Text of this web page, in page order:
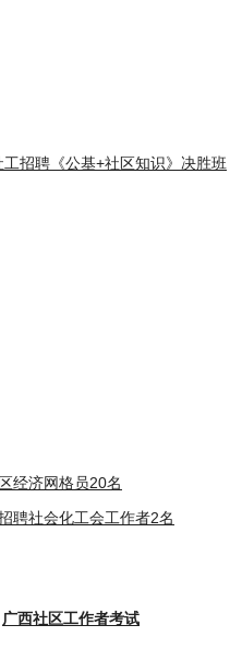
招聘《公基+社区知识》决胜班
经济网格员20名
聘社会化工会工作者2名
广西社区工作者考试